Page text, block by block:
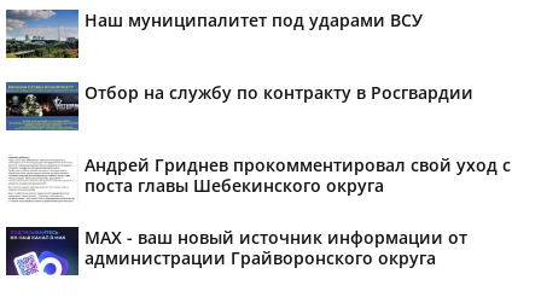
Наш муниципалитет под ударами ВСУ
Отбор на службу по контракту в Росгвардии
Андрей Гриднев прокомментировал свой уход с
поста главы Шебекинского округа
MAX - ваш новый источник информации от
администрации Грайворонского округа